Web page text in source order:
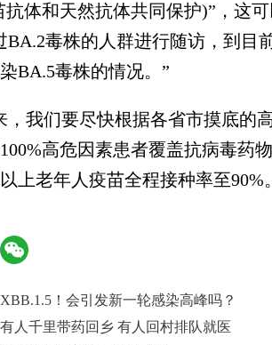
体和天然抗体共同保护)”，这
BA.2毒株的人群进行随访，到目
BA.5毒株的情况。”
我们要尽快根据各省市摸底的
高危因素患者覆盖抗病毒药
上老年人疫苗全程接种率至90%
！会引发新一轮感染高峰吗？
人千里带药回乡 有人回村排队就医